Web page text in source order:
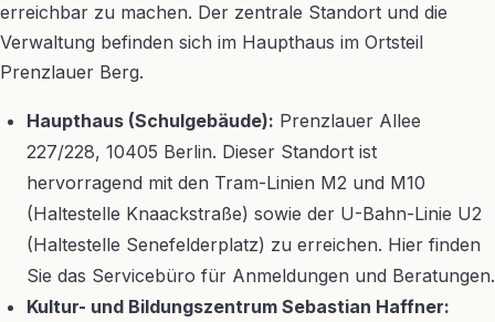
erreichbar zu machen. Der zentrale Standort und die
Verwaltung befinden sich im Haupthaus im Ortsteil
Prenzlauer Berg.
Haupthaus (Schulgebäude): Prenzlauer Allee
227/228, 10405 Berlin. Dieser Standort ist
hervorragend mit den Tram-Linien M2 und M10
(Haltestelle Knaackstraße) sowie der U-Bahn-Linie U2
(Haltestelle Senefelderplatz) zu erreichen. Hier finden
Sie das Servicebüro für Anmeldungen und Beratungen.
Kultur- und Bildungszentrum Sebastian Haffner: